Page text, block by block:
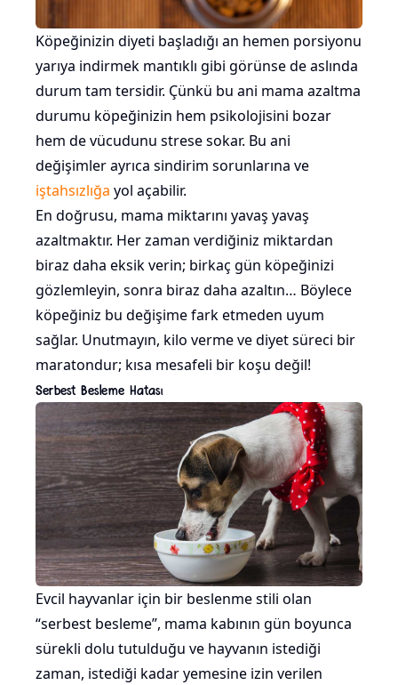
Köpeğinizin diyeti başladığı an hemen porsiyonu
yarıya indirmek mantıklı gibi görünse de aslında
durum tam tersidir. Çünkü bu ani mama azaltma
durumu köpeğinizin hem psikolojisini bozar
hem de vücudunu strese sokar. Bu ani
değişimler ayrıca sindirim sorunlarına ve
iştahsızlığa yol açabilir.
En doğrusu, mama miktarını yavaş yavaş
azaltmaktır. Her zaman verdiğiniz miktardan
biraz daha eksik verin; birkaç gün köpeğinizi
gözlemleyin, sonra biraz daha azaltın… Böylece
köpeğiniz bu değişime fark etmeden uyum
sağlar. Unutmayın, kilo verme ve diyet süreci bir
maratondur; kısa mesafeli bir koşu değil!
Serbest Besleme Hatası
Evcil hayvanlar için bir beslenme stili olan
“serbest besleme”, mama kabının gün boyunca
sürekli dolu tutulduğu ve hayvanın istediği
zaman, istediği kadar yemesine izin verilen